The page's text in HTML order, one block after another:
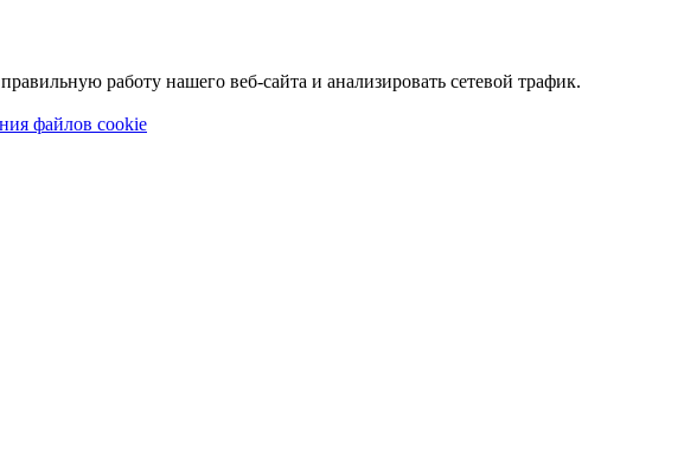
работу нашего веб-сайта и анализировать сетевой трафик.
файлов cookie